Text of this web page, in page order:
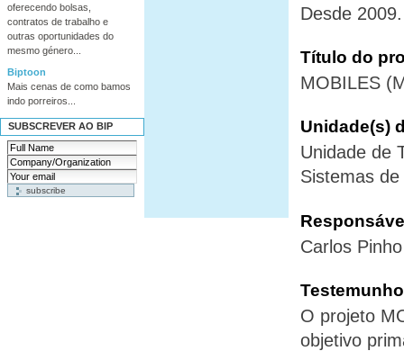
oferecendo bolsas,
contratos de trabalho e
outras oportunidades do
mesmo género...
Biptoon
Mais cenas de como bamos
indo porreiros...
SUBSCREVER AO BIP
Desde 2009.
Título do
MOBILES
Unidade(s)
Unidade de
Sistemas
Carlos Pinho
O projeto
objetivo